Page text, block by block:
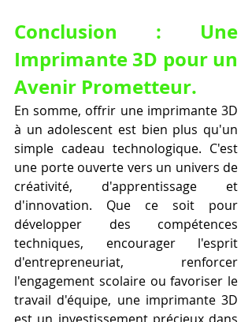
Conclusion : Une
Imprimante 3D pour un
Avenir Prometteur.
En somme, offrir une imprimante 3D
à un adolescent est bien plus qu'un
simple cadeau technologique. C'est
une porte ouverte vers un univers de
créativité, d'apprentissage et
d'innovation. Que ce soit pour
développer des compétences
techniques, encourager l'esprit
d'entrepreneuriat, renforcer
l'engagement scolaire ou favoriser le
travail d'équipe, une imprimante 3D